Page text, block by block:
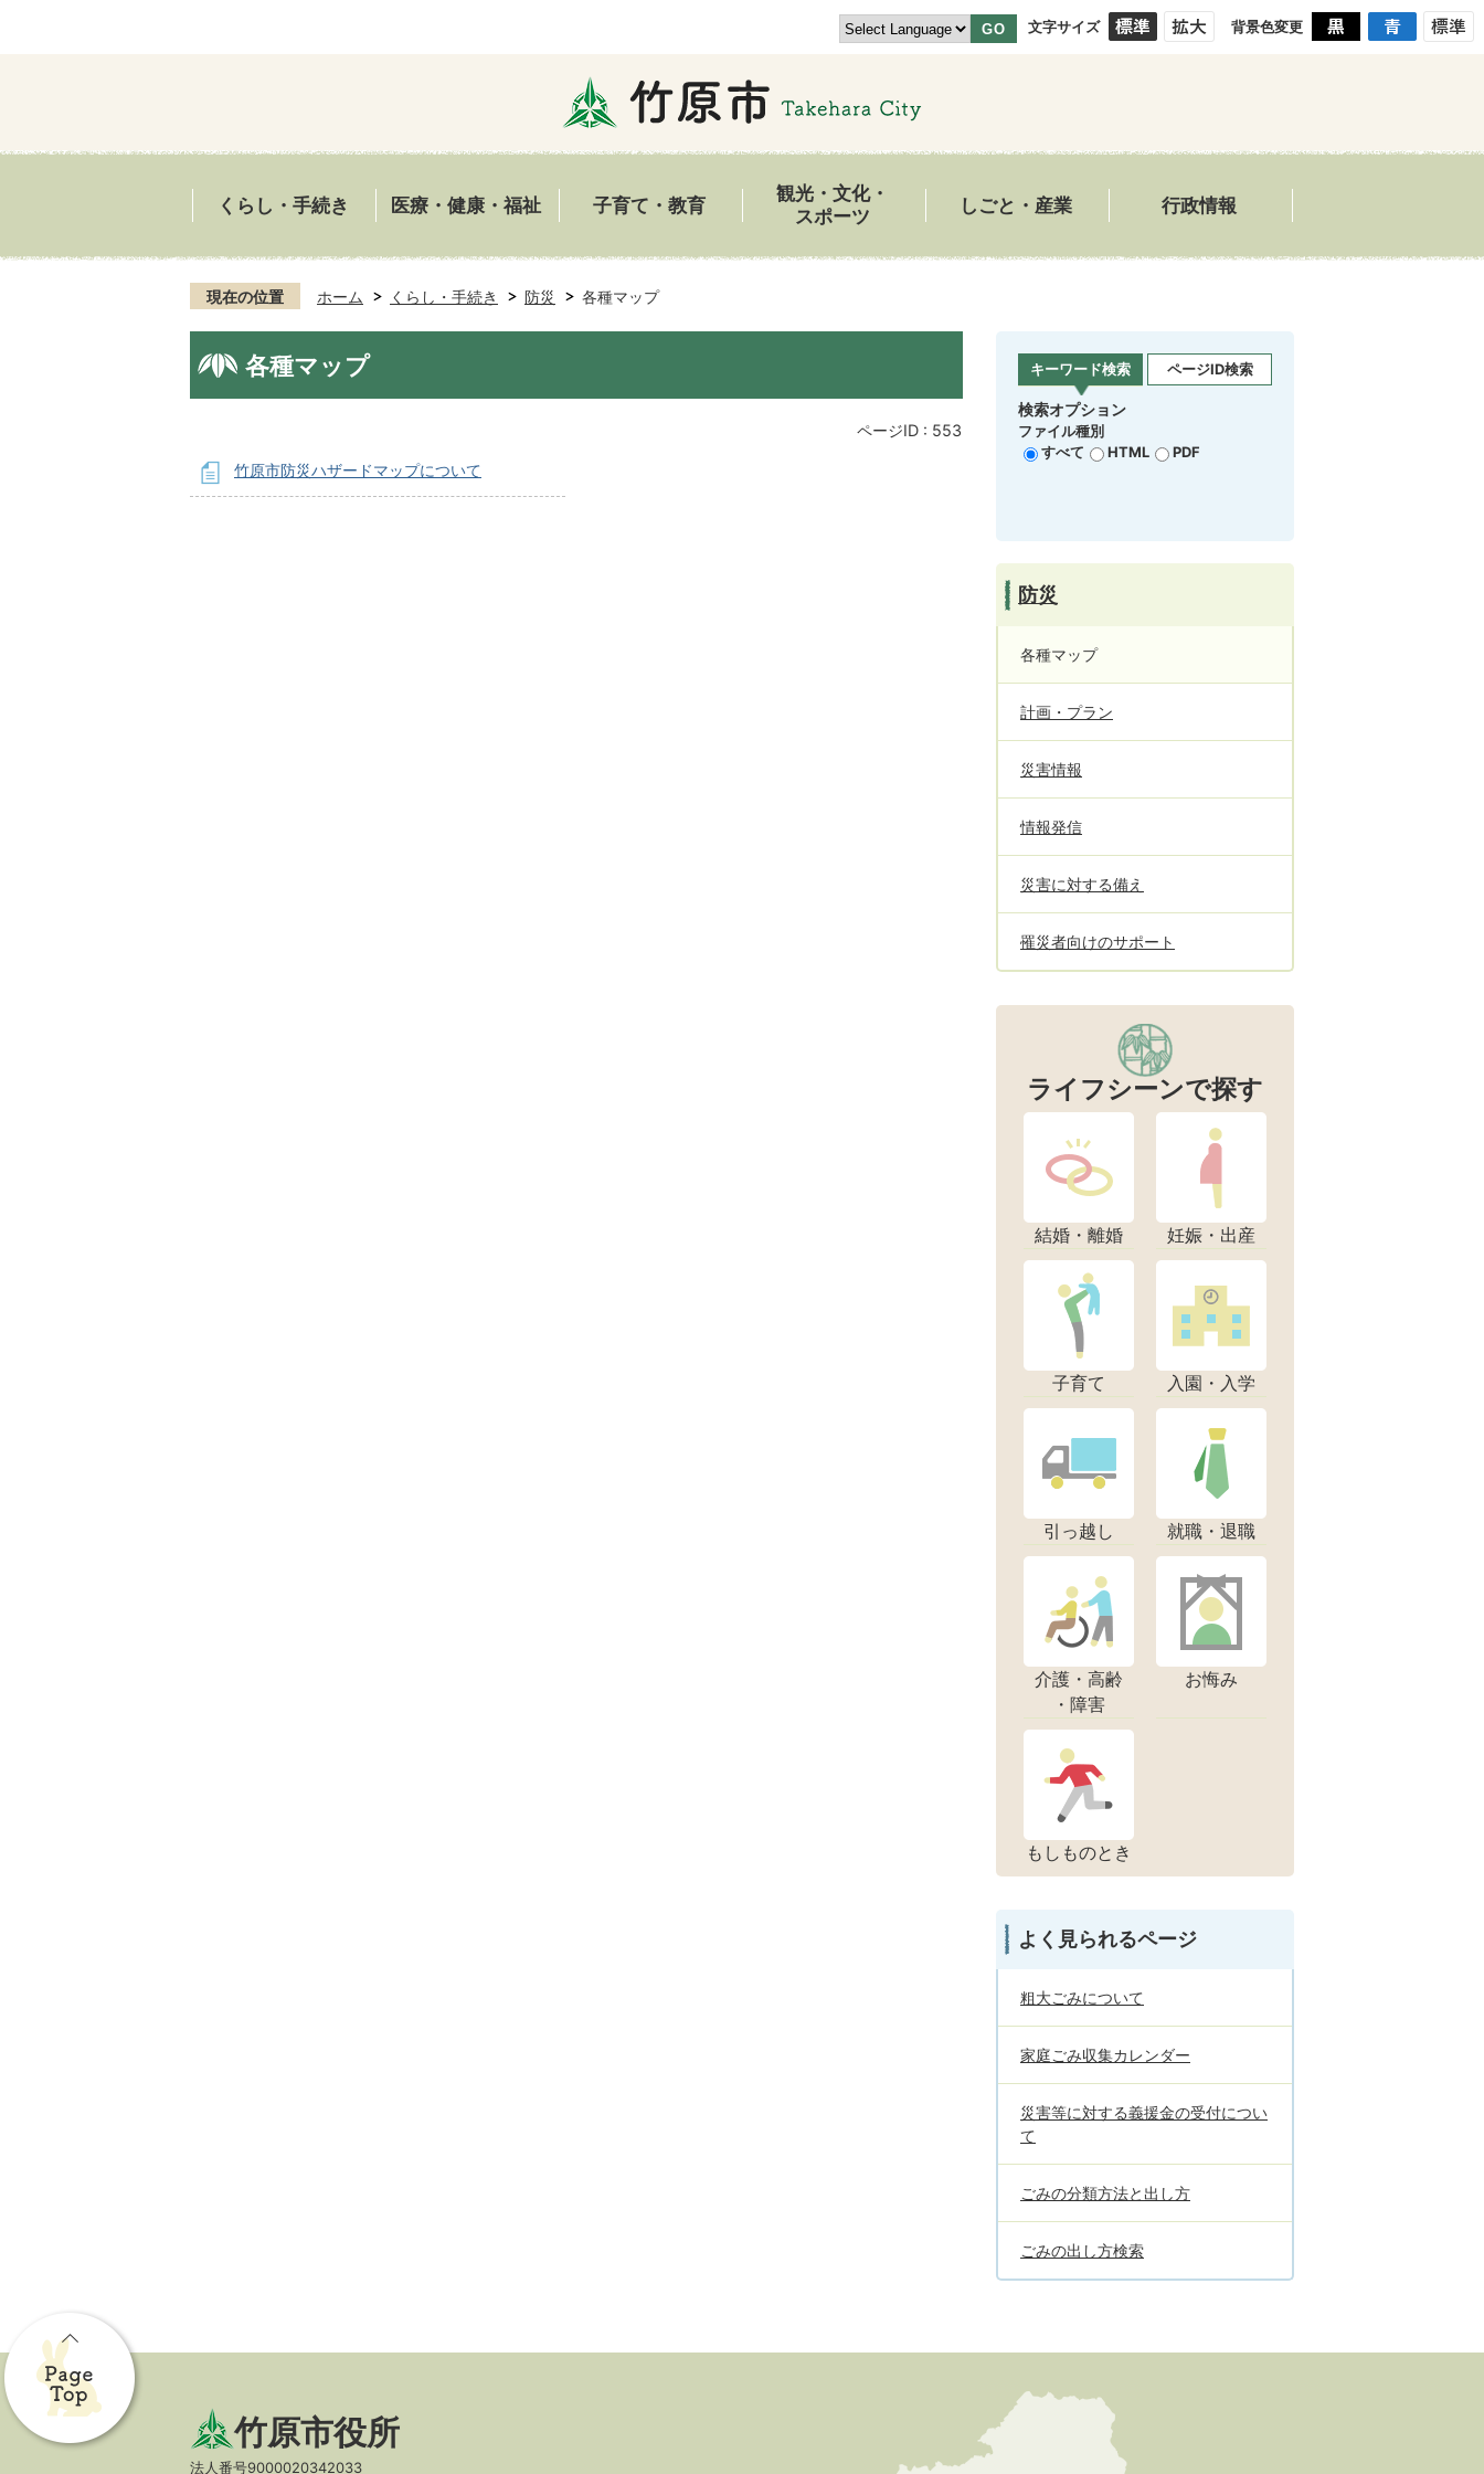
GO 文字サイズ 背景色変更
くらし・手続き 医療・健康・福祉 子育て・教育
観光・文化・
スポーツ
しごと・産業 行政情報
現在の位置 ホーム くらし・手続き 防災 各種マップ
各種マップ
ページID : 553
竹原市防災ハザードマップについて
キーワード検索 ページID検索
検索オプション
ファイル種別
すべて
HTML PDF
防災
各種マップ
計画・プラン
災害情報
情報発信
災害に対する備え
罹災者向けのサポート
ライフシーンで探す
結婚・離婚 妊娠・出産
子育て 入園・入学
引っ越し 就職・退職
介護・高齢
・障害
お悔み
もしものとき
よく見られるページ
粗大ごみについて
家庭ごみ収集カレンダー
災害等に対する義援金の受付につい
て
ごみの分類方法と出し方
ごみの出し方検索
竹原市役所
法人番号9000020342033